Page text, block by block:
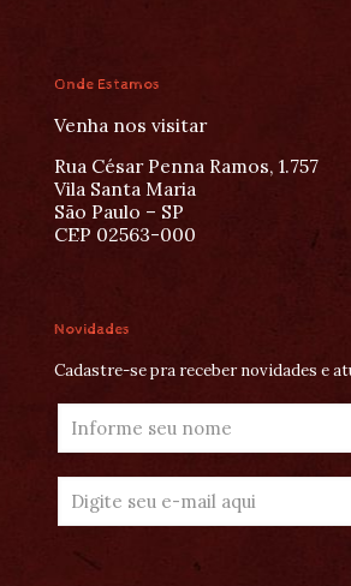
Onde Estamos
Venha nos visitar
Rua César Penna Ramos, 1.757
Vila Santa Maria
São Paulo – SP
CEP 02563-000
Novidades
Cadastre-se pra receber novidades e